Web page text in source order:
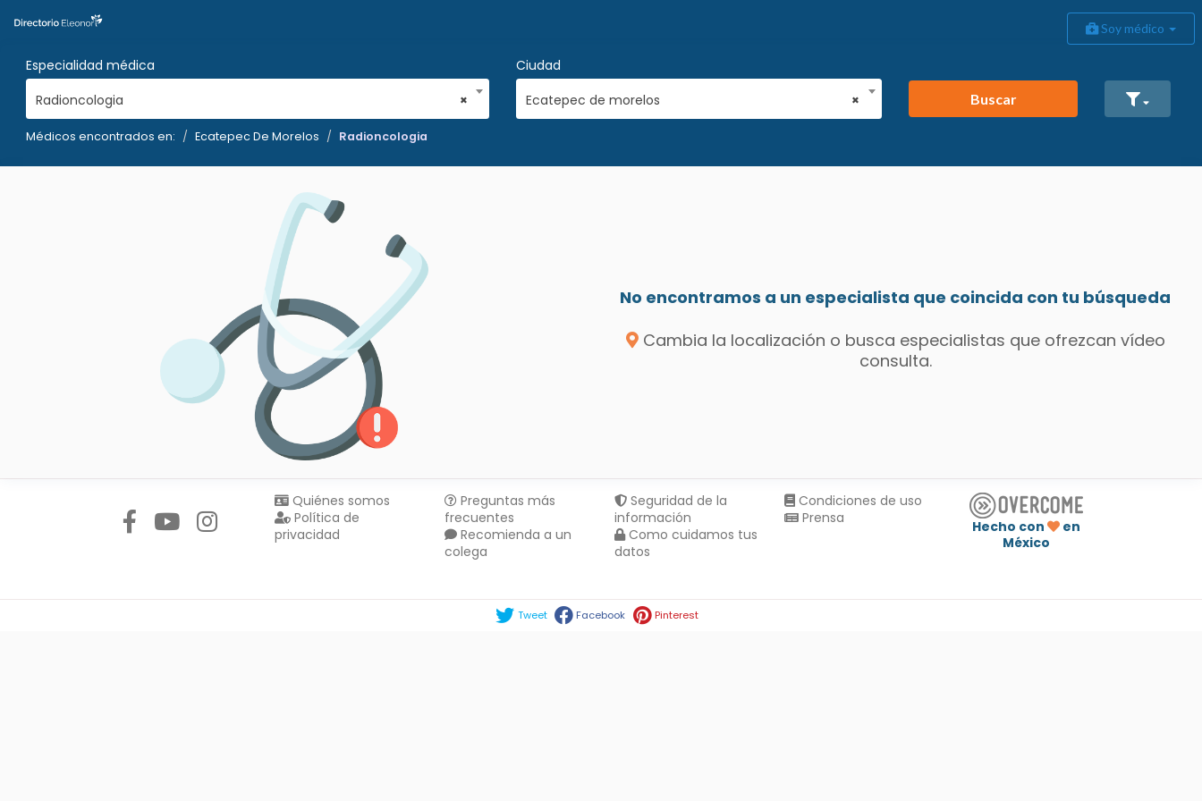
Soy médico
Especialidad médica
×
Radioncologia
Ciudad
×
Ecatepec de morelos Buscar
Médicos encontrados en: Ecatepec De Morelos Radioncologia
No encontramos a un especialista que coincida con tu búsqueda
Cambia la localización o busca especialistas que ofrezcan vídeo
consulta.
Quiénes somos
Política de
privacidad
Preguntas más
frecuentes
Recomienda a un
colega
Seguridad de la
información
Como cuidamos tus
datos
Condiciones de uso
Prensa
Hecho con
en
México
Tweet Facebook Pinterest